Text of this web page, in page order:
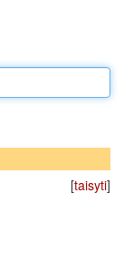
[taisyti]